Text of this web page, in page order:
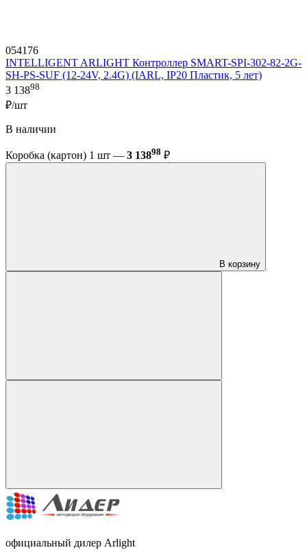
054176
INTELLIGENT ARLIGHT Контроллер SMART-SPI-302-82-2G-
SH-PS-SUF (12-24V, 2.4G) (IARL, IP20 Пластик, 5 лет)
3 13898
₽/шт
В наличии
Коробка (картон) 1 шт — 3 13898 ₽
В корзину
официальный дилер Arlight